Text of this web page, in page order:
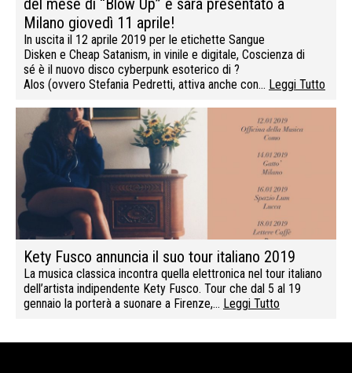
del mese di “Blow Up” e sarà presentato a
Milano giovedì 11 aprile!
In uscita il 12 aprile 2019 per le etichette Sangue
Disken e Cheap Satanism, in vinile e digitale, Coscienza di
sé è il nuovo disco cyberpunk esoterico di ?
Alos (ovvero Stefania Pedretti, attiva anche con… Leggi Tutto
Kety Fusco annuncia il suo tour italiano 2019
La musica classica incontra quella elettronica nel tour italiano
dell’artista indipendente Kety Fusco. Tour che dal 5 al 19
gennaio la porterà a suonare a Firenze,… Leggi Tutto